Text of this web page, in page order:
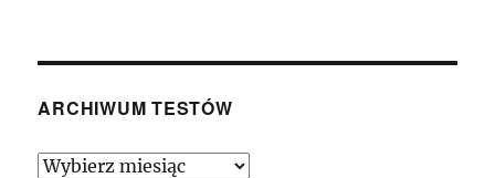
od
ARCHIWUM TESTÓW
Archiwum